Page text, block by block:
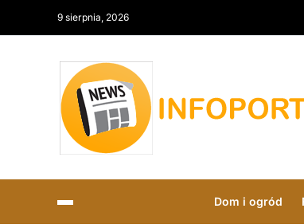
9 sierpnia, 2026
Dom i ogród